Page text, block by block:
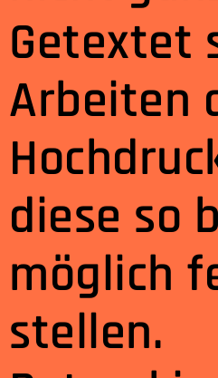
Getextet
Arbeiten
diese so
möglich
stellen.